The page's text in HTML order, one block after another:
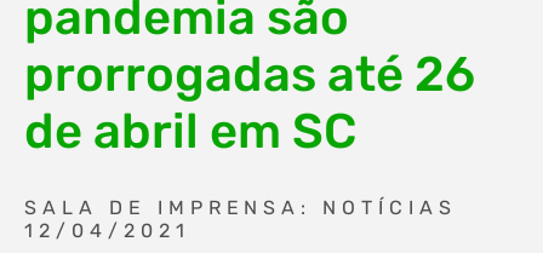
pandemia são
prorrogadas até 26
de abril em SC
SALA DE IMPRENSA: NOTÍCIAS
12/04/2021